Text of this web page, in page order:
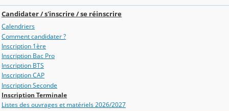
Candidater / s'inscrire / se réinscrire
Calendriers
Comment candidater ?
Inscription 1ère
Inscription Bac Pro
Inscription BTS
Inscription CAP
Inscription Seconde
Inscription Terminale
Listes des ouvrages et matériels 2026/2027